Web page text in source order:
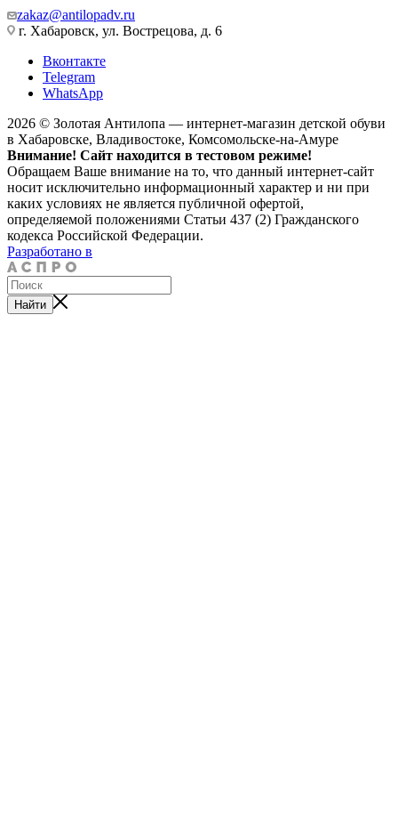
zakaz@antilopadv.ru
г. Хабаровск, ул. Вострецова, д. 6
Вконтакте
Telegram
WhatsApp
2026 © Золотая Антилопа — интернет-магазин детской обуви
в Хабаровске, Владивостоке, Комсомольске-на-Амуре
Внимание! Сайт находится в тестовом режиме!
Обращаем Ваше внимание на то, что данный интернет-сайт
носит исключительно информационный характер и ни при
каких условиях не является публичной офертой,
определяемой положениями Статьи 437 (2) Гражданского
кодекса Российской Федерации.
Разработано в
Найти